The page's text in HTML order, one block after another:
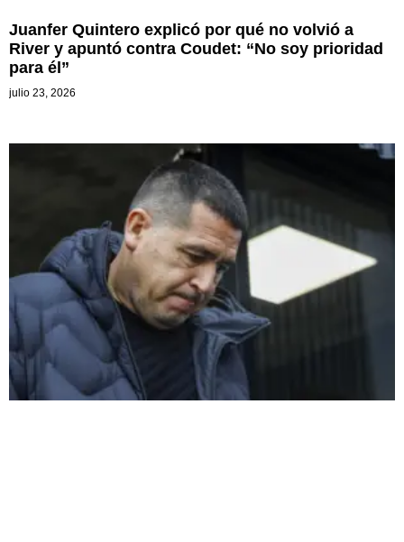
Juanfer Quintero explicó por qué no volvió a
River y apuntó contra Coudet: “No soy prioridad
para él”
julio 23, 2026